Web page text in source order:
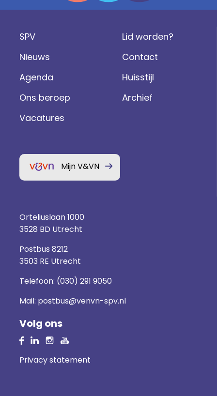
SPV
Nieuws
Agenda
Ons beroep
Vacatures
Lid worden?
Contact
Huisstijl
Archief
Mijn V&VN
Orteliuslaan 1000
3528 BD Utrecht
Postbus 8212
3503 RE Utrecht
Telefoon: (030) 291 9050
Mail: postbus@venvn-spv.nl
Volg ons
Privacy statement